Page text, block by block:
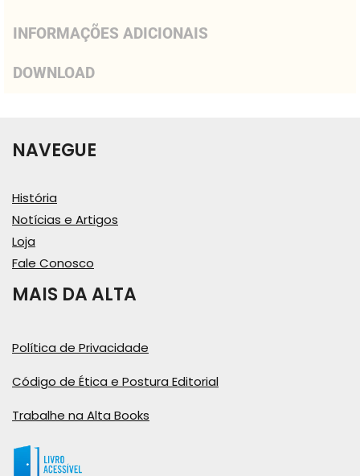
INFORMAÇÕES ADICIONAIS
DOWNLOAD
NAVEGUE
História
Notícias e Artigos
Loja
Fale Conosco
MAIS DA ALTA
Política de Privacidade
Código de Ética e Postura Editorial
Trabalhe na Alta Books